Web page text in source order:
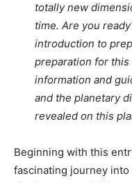
totally new
time. Are you
introduction to
preparation for
information and
and the planetary
revealed on this
Beginning with this
fascinating journey